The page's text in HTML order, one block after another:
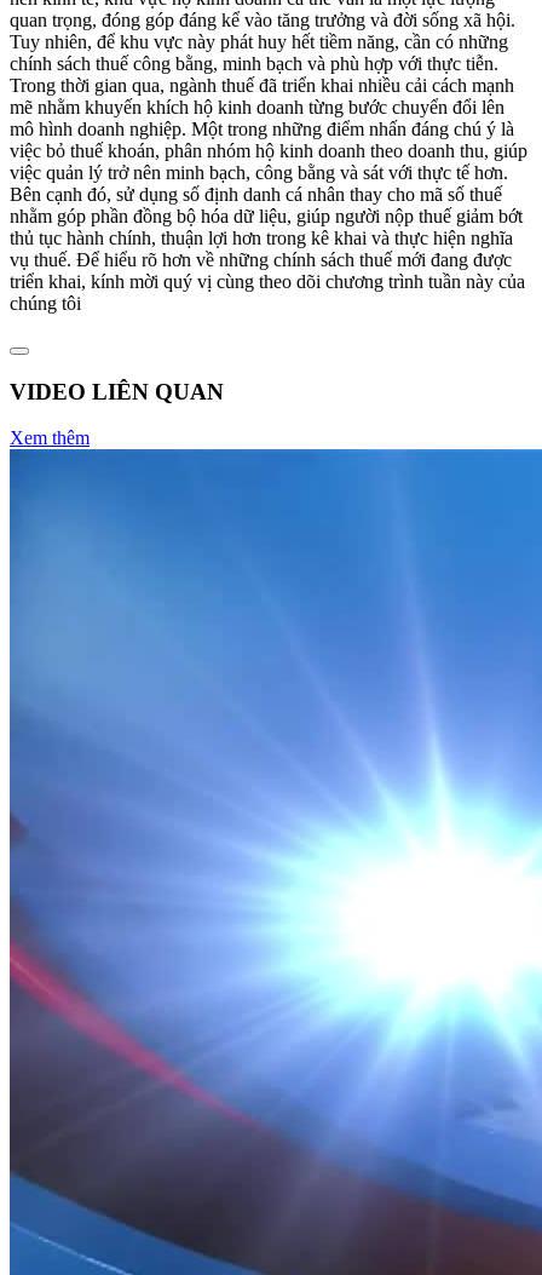
quan trọng, đóng góp đáng kể vào tăng trưởng và đời sống xã hội.
Tuy nhiên, để khu vực này phát huy hết tiềm năng, cần có những
chính sách thuế công bằng, minh bạch và phù hợp với thực tiễn.
Trong thời gian qua, ngành thuế đã triển khai nhiều cải cách mạnh
mẽ nhằm khuyến khích hộ kinh doanh từng bước chuyển đổi lên
mô hình doanh nghiệp. Một trong những điểm nhấn đáng chú ý là
việc bỏ thuế khoán, phân nhóm hộ kinh doanh theo doanh thu, giúp
việc quản lý trở nên minh bạch, công bằng và sát với thực tế hơn.
Bên cạnh đó, sử dụng số định danh cá nhân thay cho mã số thuế
nhằm góp phần đồng bộ hóa dữ liệu, giúp người nộp thuế giảm bớt
thủ tục hành chính, thuận lợi hơn trong kê khai và thực hiện nghĩa
vụ thuế. Để hiểu rõ hơn về những chính sách thuế mới đang được
triển khai, kính mời quý vị cùng theo dõi chương trình tuần này của
chúng tôi
VIDEO LIÊN QUAN
Xem thêm